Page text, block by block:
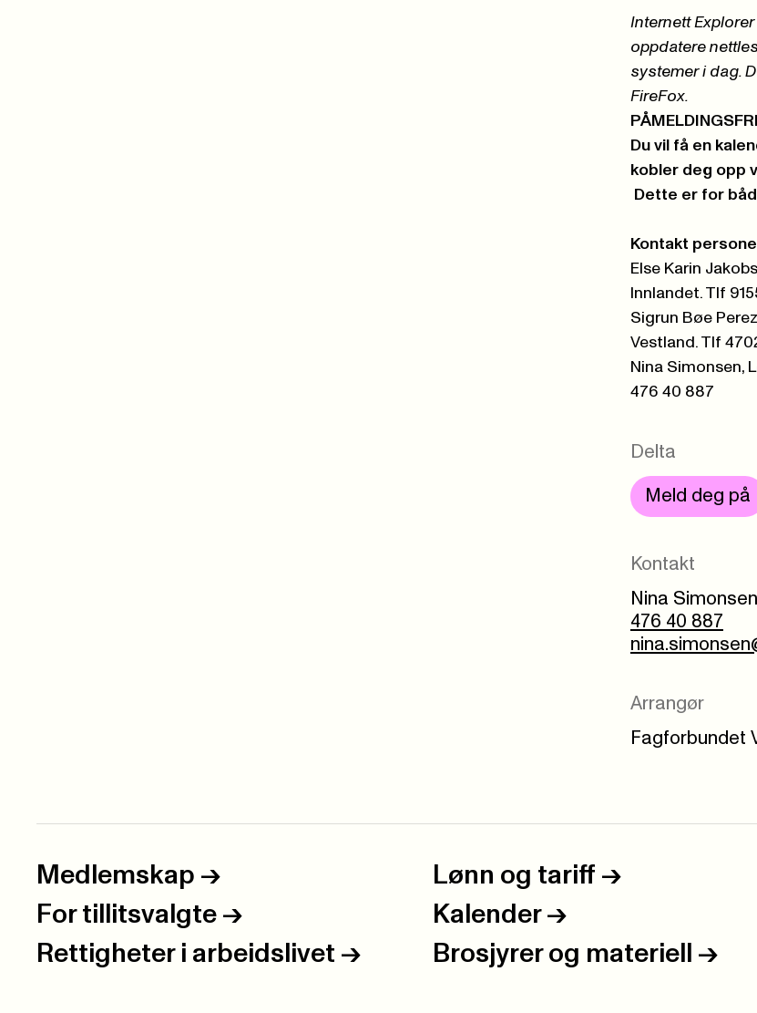
Internett
oppdatere
systemer i dag.
FireFox.
Du vil få en
kobler deg opp
Dette er for
Kontakt
Else Karin
Innlandet. Tlf
Sigrun Bøe
Vestland. Tlf
Nina Simonsen,
476 40 887
Delta
Meld deg på
Kontakt
Nina Simonsen
476 40 887
Arrangør
Fagforbundet
Medlemskap -> Lønn og tariff ->
For tillitsvalgte -> Kalender ->
Rettigheter i arbeidslivet -> Brosjyrer og materiell ->